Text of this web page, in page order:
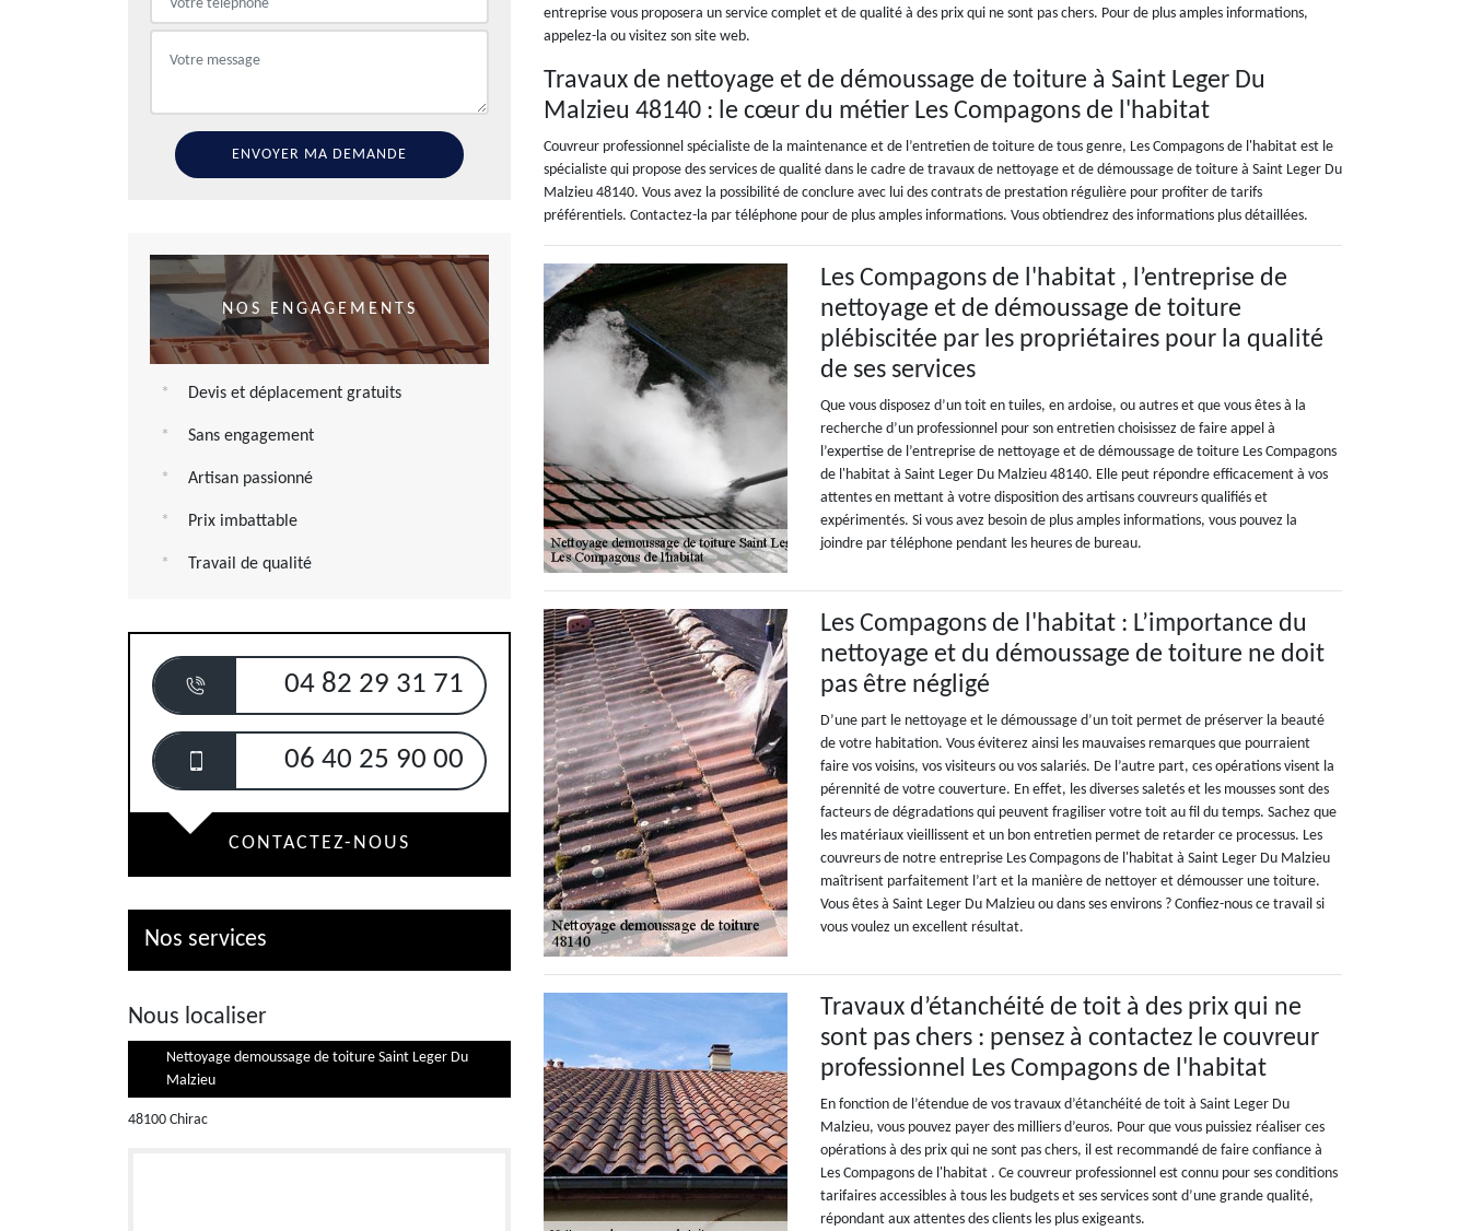
NOS ENGAGEMENTS
Devis et déplacement gratuits
Sans engagement
Artisan passionné
Prix imbattable
Travail de qualité
04 82 29 31 71
06 40 25 90 00
CONTACTEZ-NOUS
Nos services
Nous localiser
Nettoyage demoussage de toiture Saint Leger Du
Malzieu
48100 Chirac
entreprise vous proposera un service complet et de qualité à des prix qui ne sont pas chers. Pour de plus amples informations,
appelez-la ou visitez son site web.
Travaux de nettoyage et de démoussage de toiture à Saint Leger Du
Malzieu 48140 : le cœur du métier Les Compagons de l'habitat
Couvreur professionnel spécialiste de la maintenance et de l’entretien de toiture de tous genre, Les Compagons de l'habitat est le
spécialiste qui propose des services de qualité dans le cadre de travaux de nettoyage et de démoussage de toiture à Saint Leger Du
Malzieu 48140. Vous avez la possibilité de conclure avec lui des contrats de prestation régulière pour profiter de tarifs
préférentiels. Contactez-la par téléphone pour de plus amples informations. Vous obtiendrez des informations plus détaillées.
Les Compagons de l'habitat , l’entreprise de
nettoyage et de démoussage de toiture
plébiscitée par les propriétaires pour la qualité
de ses services
Que vous disposez d’un toit en tuiles, en ardoise, ou autres et que vous êtes à la
recherche d’un professionnel pour son entretien choisissez de faire appel à
l’expertise de l’entreprise de nettoyage et de démoussage de toiture Les Compagons
de l'habitat à Saint Leger Du Malzieu 48140. Elle peut répondre efficacement à vos
attentes en mettant à votre disposition des artisans couvreurs qualifiés et
expérimentés. Si vous avez besoin de plus amples informations, vous pouvez la
joindre par téléphone pendant les heures de bureau.
Les Compagons de l'habitat : L’importance du
nettoyage et du démoussage de toiture ne doit
pas être négligé
D’une part le nettoyage et le démoussage d’un toit permet de préserver la beauté
de votre habitation. Vous éviterez ainsi les mauvaises remarques que pourraient
faire vos voisins, vos visiteurs ou vos salariés. De l’autre part, ces opérations visent la
pérennité de votre couverture. En effet, les diverses saletés et les mousses sont des
facteurs de dégradations qui peuvent fragiliser votre toit au fil du temps. Sachez que
les matériaux vieillissent et un bon entretien permet de retarder ce processus. Les
couvreurs de notre entreprise Les Compagons de l'habitat à Saint Leger Du Malzieu
maîtrisent parfaitement l’art et la manière de nettoyer et démousser une toiture.
Vous êtes à Saint Leger Du Malzieu ou dans ses environs ? Confiez-nous ce travail si
vous voulez un excellent résultat.
Travaux d’étanchéité de toit à des prix qui ne
sont pas chers : pensez à contactez le couvreur
professionnel Les Compagons de l'habitat
En fonction de l’étendue de vos travaux d’étanchéité de toit à Saint Leger Du
Malzieu, vous pouvez payer des milliers d’euros. Pour que vous puissiez réaliser ces
opérations à des prix qui ne sont pas chers, il est recommandé de faire confiance à
Les Compagons de l'habitat . Ce couvreur professionnel est connu pour ses conditions
tarifaires accessibles à tous les budgets et ses services sont d’une grande qualité,
répondant aux attentes des clients les plus exigeants.